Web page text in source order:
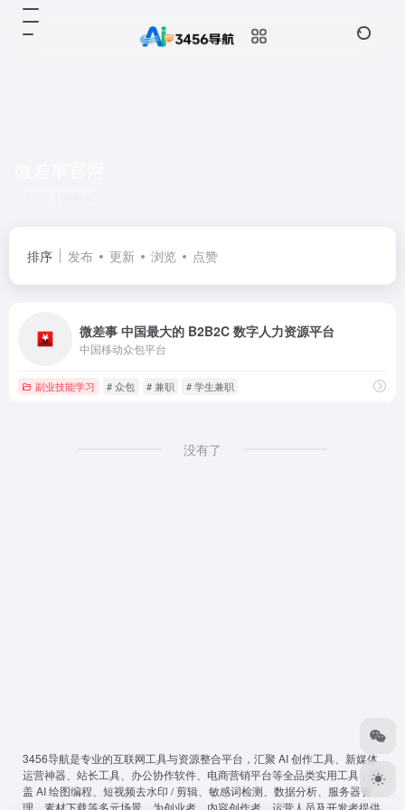
排序 发布 更新 浏览 点赞
微差事 中国最大的 B2B2C 数字人力资源平台
中国移动众包平台
副业技能学习 # 众包 # 兼职 # 学生兼职
没有了
3456导航是专业的互联网工具与资源整合平台，汇聚 AI 创作工具、新媒体
运营神器、站长工具、办公协作软件、电商营销平台等全品类实用工具，覆
盖 AI 绘图编程、短视频去水印 / 剪辑、敏感词检测、数据分析、服务器管
理、素材下载等多元场景，为创业者、内容创作者、运营人员及开发者提供